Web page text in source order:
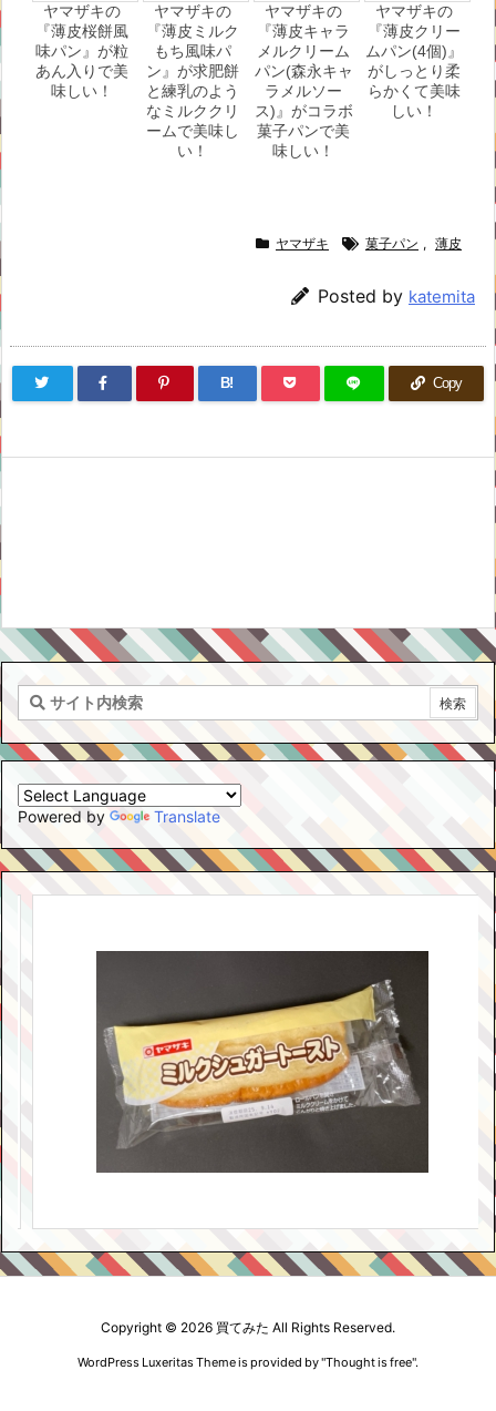
ヤマザキの
『薄皮桜餅風
味パン』が粒
あん入りで美
味しい！
ヤマザキの
『薄皮ミルク
もち風味パ
ン』が求肥餅
と練乳のよう
なミルククリ
ームで美味し
い！
ヤマザキの
『薄皮キャラ
メルクリーム
パン(森永キャ
ラメルソー
ス)』がコラボ
菓子パンで美
味しい！
ヤマザキの
『薄皮クリー
ムパン(4個)』
がしっとり柔
らかくて美味
しい！
ヤマザキ 菓子パン , 薄皮
Posted by katemita
B! Copy
Powered by Translate
Copyright © 2026 買てみた All Rights Reserved.
WordPress Luxeritas Theme is provided by "Thought is free".